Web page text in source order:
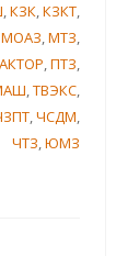
,КЗК,КЗКТ,
МОАЗ,МТЗ,
,ПТЗ,
,ТВЭКС,
,ЧСДМ,
ЧТЗ,ЮМЗ